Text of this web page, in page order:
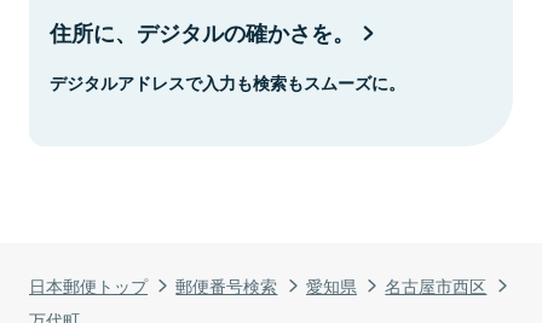
日本郵便トップ 郵便番号検索 愛知県
名古屋市西区
住所に、デジタルの確かさを。
デジタルアドレスで入力も検索もスムーズに。